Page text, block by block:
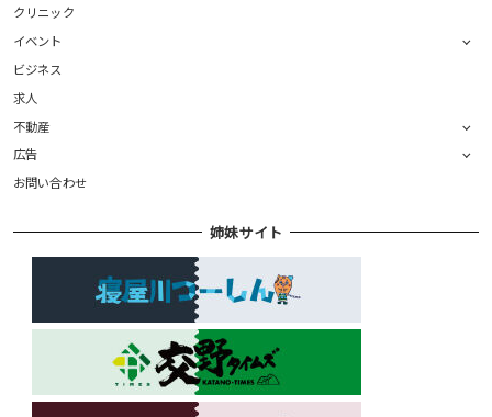
クリニック
イベント
ビジネス
求人
不動産
広告
お問い合わせ
姉妹サイト